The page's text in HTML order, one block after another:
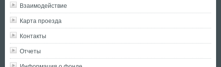
Взаимодействие
Карта проезда
Контакты
Отчеты